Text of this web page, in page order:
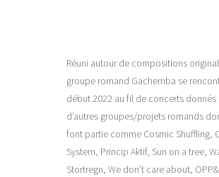
Réuni autour de compositions
groupe romand Gachemba se
début 2022 au fil de concerts donnés
d’autres groupes/projets romands
font partie comme Cosmic Shuffling,
System, Princip Aktif, Sun on a tree,
Stortregn, We don’t care about,